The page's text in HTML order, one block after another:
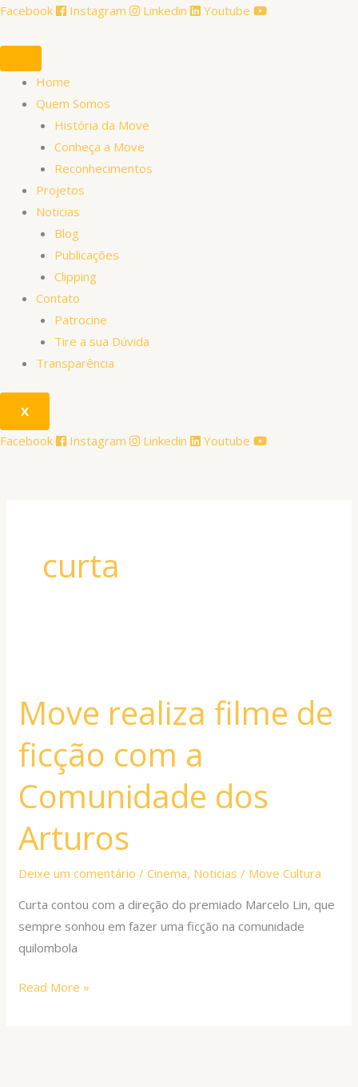
Ir
o
conteúdo
Facebook Instagram Linkedin Youtube
Home
Quem Somos
História da Move
Conheça a Move
Reconhecimentos
Projetos
Noticias
Blog
Publicações
Clipping
Contato
Patrocine
Tire a sua Dúvida
Transparência
X
Facebook
Instagram Linkedin Youtube
curta
Move realiza filme de
ficção com a
Comunidade dos
Arturos
Deixe um comentário /Cinema, Noticias / Move Cultura
Curta contou com a direção do premiado Marcelo Lin, que
sempre sonhou em fazer uma ficção na comunidade
quilombola
filme
de
ficção
com
a
Comunidade
dos
Read More »